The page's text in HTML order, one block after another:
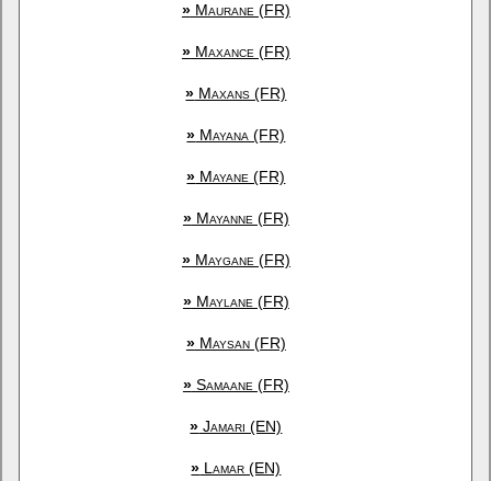
»Maurane (FR)
»Maxance (FR)
» Maxans (FR)
» Mayana (FR)
» Mayane (FR)
»Mayanne (FR)
»Maygane (FR)
»Maylane (FR)
»Maysan (FR)
»Samaane (FR)
» Jamari (EN)
» Lamar (EN)